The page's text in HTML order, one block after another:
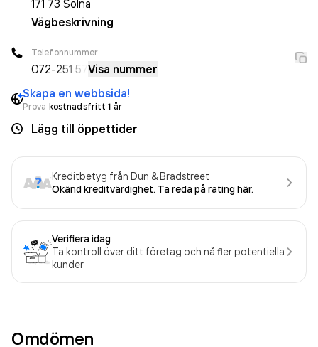
171 73 Solna
Vägbeskrivning
Telefonnummer
072-251 57 Visa nummer
Skapa en webbsida!
Prova kostnadsfritt 1 år
Lägg till öppettider
Kreditbetyg från Dun & Bradstreet
Okänd kreditvärdighet. Ta reda på rating här.
Verifiera idag
Ta kontroll över ditt företag och nå fler potentiella
kunder
Omdömen